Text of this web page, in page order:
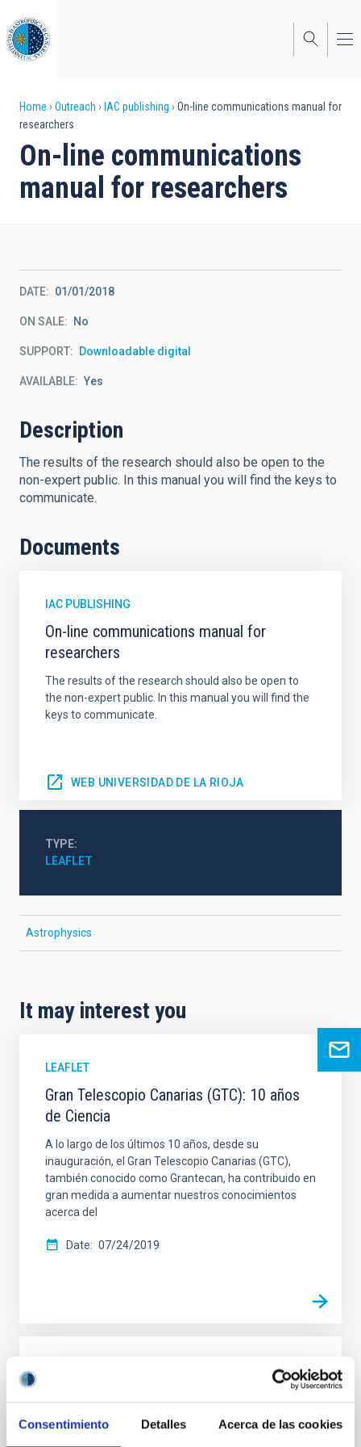
Consentimiento Detalles Acerca de las cookies
to
main
content
Breadcrumb
Home Outreach IAC publishing
On-line communications manual for
researchers
On-line communications
manual for researchers
DATE 01/01/2018
ON SALE No
SUPPORT Downloadable digital
AVAILABLE Yes
Description
The results of the research should also be open to the
non-expert public. In this manual you will find the keys to
communicate.
Documents
IAC PUBLISHING
On-line communications manual for
researchers
The results of the research should also be open to
the non-expert public. In this manual you will find the
keys to communicate.
WEB UNIVERSIDAD DE LA RIOJA
TYPE
LEAFLET
Astrophysics
It may interest you
LEAFLET
Gran Telescopio Canarias (GTC): 10 años
de Ciencia
A lo largo de los últimos 10 años, desde su
inauguración, el Gran Telescopio Canarias (GTC),
también conocido como Grantecan, ha contribuido en
gran medida a aumentar nuestros conocimientos
acerca del
Date 07/24/2019
IAC Leaflet 2017 (pdf, 1MB)
IAC Leaflet 2017 (pdf, 1MB).